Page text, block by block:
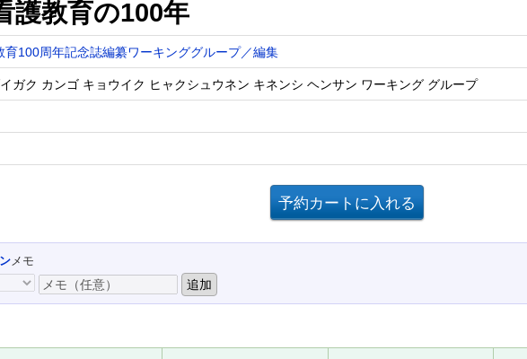
護教育の100年
育100周年記念誌編纂ワーキンググループ／編集
ガク カンゴ キョウイク ヒャクシュウネン キネンシ ヘンサン ワーキング グループ
メモ